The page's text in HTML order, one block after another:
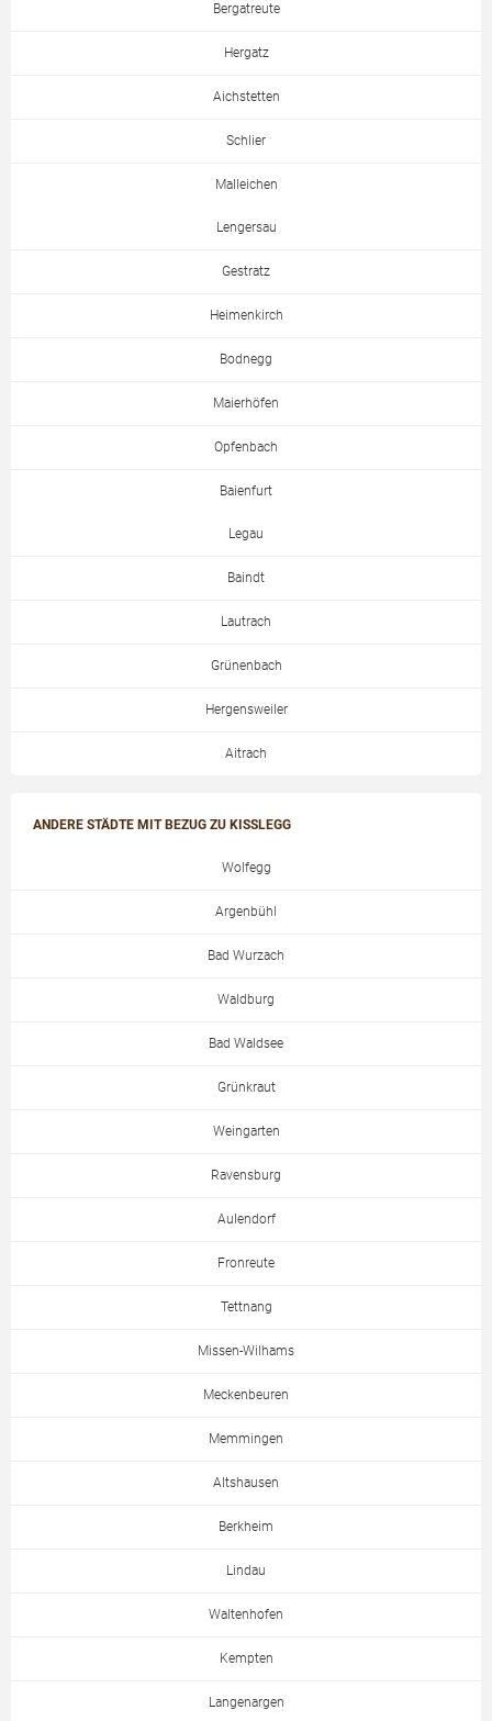
Bergatreute
Hergatz
Aichstetten
Schlier
Malleichen
Lengersau
Gestratz
Heimenkirch
Bodnegg
Maierhöfen
Opfenbach
Baienfurt
Legau
Baindt
Lautrach
Grünenbach
Hergensweiler
Aitrach
ANDERE STÄDTE MIT BEZUG ZU KISSLEGG
Wolfegg
Argenbühl
Bad Wurzach
Waldburg
Bad Waldsee
Grünkraut
Weingarten
Ravensburg
Aulendorf
Fronreute
Tettnang
Missen-Wilhams
Meckenbeuren
Memmingen
Altshausen
Berkheim
Lindau
Waltenhofen
Kempten
Langenargen